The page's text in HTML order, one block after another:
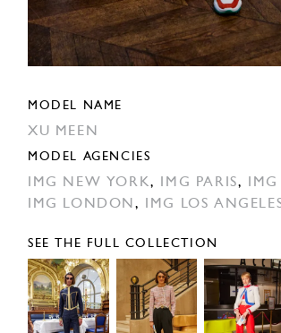
MODEL NAME
XU MEEN
MODEL AGENCIES
IMG NEW YORK, IMG PARIS,
IMG LONDON , IMG LOS
SEE THE FULL COLLECTION